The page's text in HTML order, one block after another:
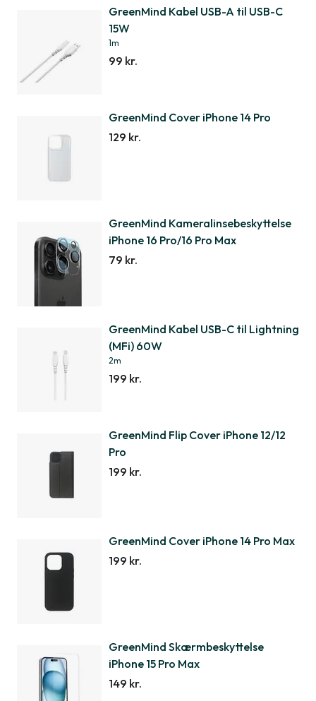
GreenMind Kabel USB-A til USB-C
15W
1m
99 kr.
GreenMind Cover iPhone 14 Pro
129 kr.
GreenMind Kameralinsebeskyttelse
iPhone 16 Pro/16 Pro Max
79 kr.
GreenMind Kabel USB-C til Lightning
(MFi) 60W
2m
199 kr.
GreenMind Flip Cover iPhone 12/12
Pro
199 kr.
GreenMind Cover iPhone 14 Pro Max
199 kr.
GreenMind Skærmbeskyttelse
iPhone 15 Pro Max
149 kr.